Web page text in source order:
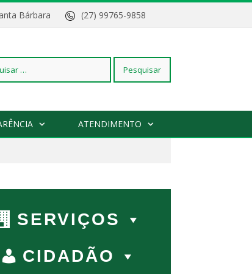
Bárbara (27) 99765-9858
ATENDIMENTO
SERVIÇOS
CIDADÃO